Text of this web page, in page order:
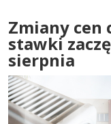
Zmiany cen
stawki
sierpnia